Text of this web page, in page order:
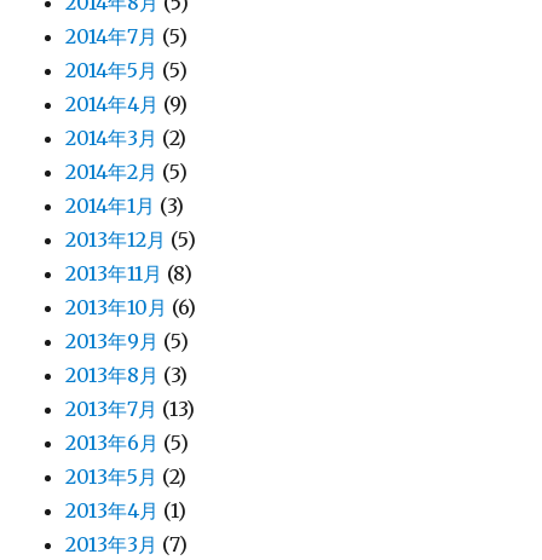
2014年7月 (5)
2014年5月 (5)
2014年4月 (9)
2014年3月 (2)
2014年2月 (5)
2014年1月 (3)
2013年12月 (5)
2013年11月 (8)
2013年10月 (6)
2013年9月 (5)
2013年8月 (3)
2013年7月 (13)
2013年6月 (5)
2013年5月 (2)
2013年4月 (1)
2013年3月 (7)